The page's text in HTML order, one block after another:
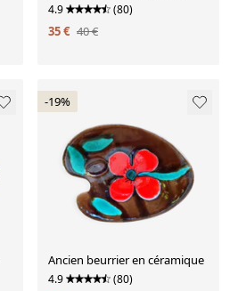
4.9 (80)
35 € 40 €
-19%
Ancien beurrier en céramique
4.9 (80)